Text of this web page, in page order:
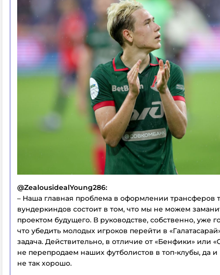
@ZealousidealYoung286:
– Наша главная проблема в оформлении трансферов
вундеркиндов состоит в том, что мы не можем
проектом будущего. В руководстве, собственно, уже
что убедить молодых игроков перейти в
задача. Действительно, в отличие от «Бенфики» или
не перепродаем наших футболистов в топ-клубы, да
не так хорошо.